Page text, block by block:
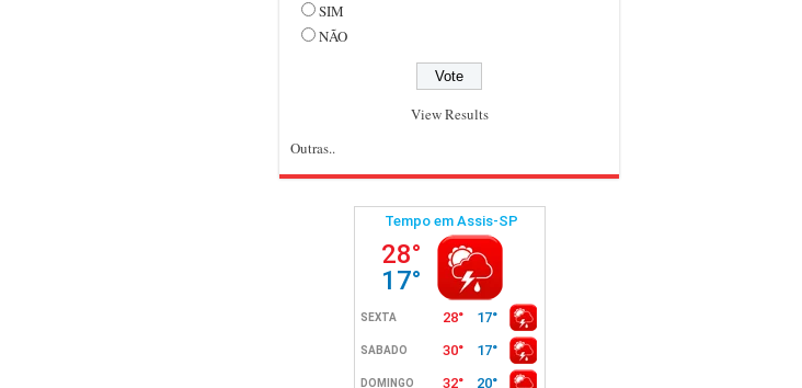
SIM
NÃO
View Results
Outras..